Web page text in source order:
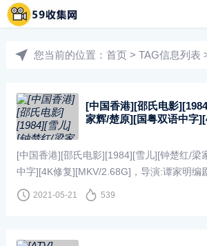
您当前的位置： 首页 > TAG信息列表
[中国香港][邵氏电影
家辉/楚原][国粤双语中字
[中国香港][邵氏电影][1984][雪儿][钟楚红/梁
中字][4K修复][MKV/2.68G]，导演:谭家明编
2021-05-21 539